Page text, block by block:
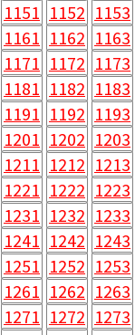
1151 1152 1153
1161 1162 1163
1171 1172 1173
1181 1182 1183
1191 1192 1193
1201 1202 1203
1211 1212 1213
1221 1222 1223
1231 1232 1233
1241 1242 1243
1251 1252 1253
1261 1262 1263
1271 1272 1273